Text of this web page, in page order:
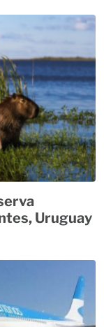
Uruguay